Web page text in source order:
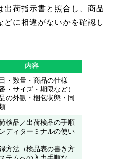
出荷指示書と照合し、商品
どに相違がないかを確認し
内容
・数量・商品の仕様
番・サイズ・期限など）
の外観・梱包状態・同
荷検品／出荷検品の手順
ンディターミナルの使い
録方法（検品表の書き方